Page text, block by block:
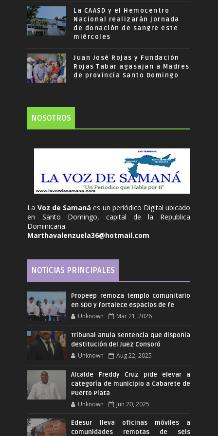
La CAASD y el Hemocentro
Nacional realizarán jornada
de donación de sangre este
miércoles
Juan José Rojas y Fundación
Rojas Tabar agasajan a Madres
de provincia Santo Domingo
NOSOTROS
La Voz de Samanáes un periódico Digital ubicado
en Santo Domingo, capital de la Republica
Dominicana.
Marthavalenzuela36@hotmail.com
NOTICIAS PRINCIPALES
Propeep remoza templo comunitario
en SDO y fortalece espacios de fe
Unknown Mar 21, 2026
Tribunal anula sentencia que disponia
destitución del Juez Consoró
Unknown Aug 22, 2025
Alcalde Freddy Cruz pide elevar a
categoría de municipio a Cabarete de
Puerto Plata
Unknown Jun 20, 2025
Edesur lleva oficinas móviles a
comunidades remotas de seis